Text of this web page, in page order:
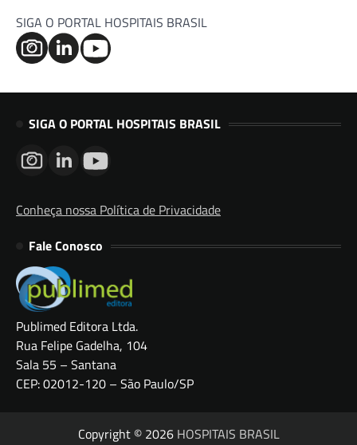
SIGA O PORTAL HOSPITAIS BRASIL
SIGA O PORTAL HOSPITAIS BRASIL
Conheça nossa Política de Privacidade
Fale Conosco
Publimed Editora Ltda.
Rua Felipe Gadelha, 104
Sala 55 – Santana
CEP: 02012-120 – São Paulo/SP
Copyright © 2026 HOSPITAIS BRASIL